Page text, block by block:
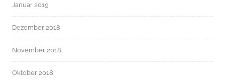
Januar 2019
Dezember 2018
November 2018
Oktober 2018